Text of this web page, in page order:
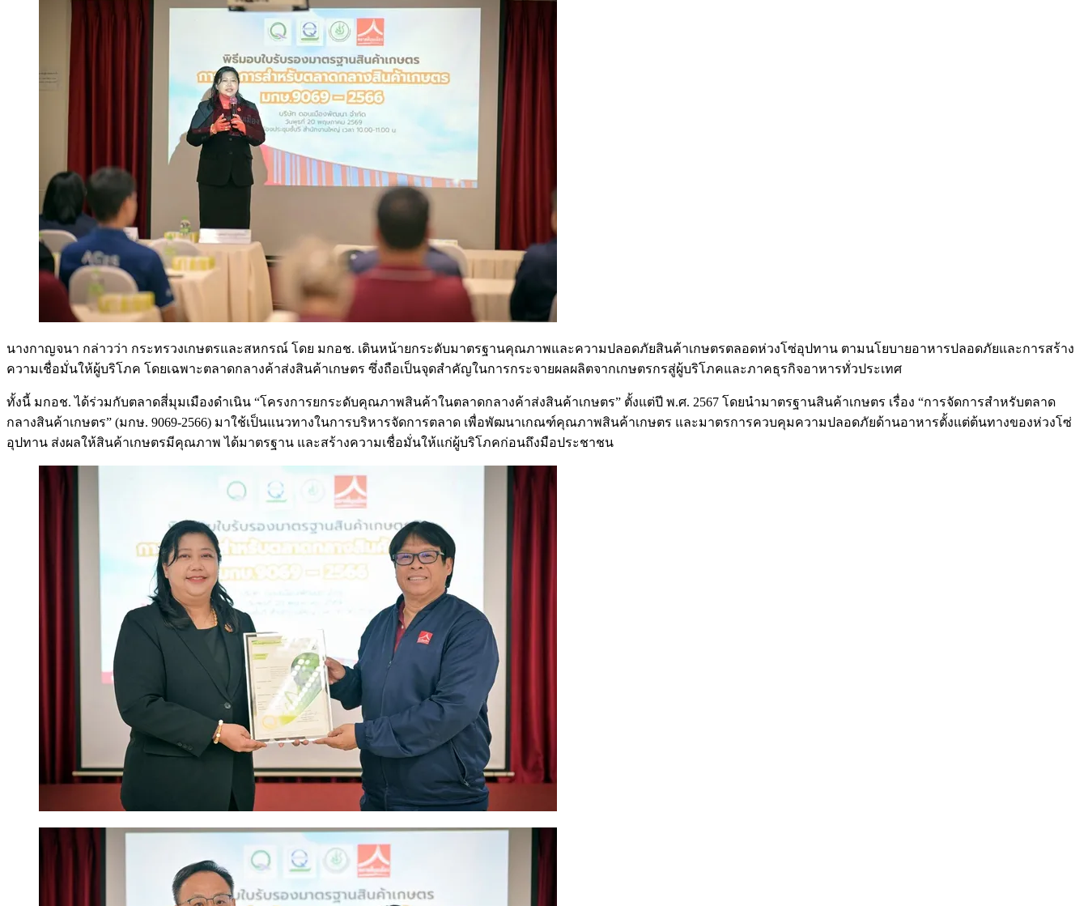
นางกาญจนา กล่าวว่า กระทรวงเกษตรและสหกรณ์ โดย มกอช. เดินหน้ายกระดับมาตรฐานคุณภาพและความปลอดภัยสินค้าเกษตรตลอดห่วงโซ่อุปทาน ตามนโยบายอาหารปลอดภัยและการสร้าง
ความเชื่อมั่นให้ผู้บริโภค โดยเฉพาะตลาดกลางค้าส่งสินค้าเกษตร ซึ่งถือเป็นจุดสำคัญในการกระจายผลผลิตจากเกษตรกรสู่ผู้บริโภคและภาคธุรกิจอาหารทั่วประเทศ
ทั้งนี้ มกอช. ได้ร่วมกับตลาดสี่มุมเมืองดำเนิน “โครงการยกระดับคุณภาพสินค้าในตลาดกลางค้าส่งสินค้าเกษตร” ตั้งแต่ปี พ.ศ. 2567 โดยนำมาตรฐานสินค้าเกษตร เรื่อง “การจัดการสำหรับตลาด
กลางสินค้าเกษตร” (มกษ. 9069-2566) มาใช้เป็นแนวทางในการบริหารจัดการตลาด เพื่อพัฒนาเกณฑ์คุณภาพสินค้าเกษตร และมาตรการควบคุมความปลอดภัยด้านอาหารตั้งแต่ต้นทางของห่วงโซ่
อุปทาน ส่งผลให้สินค้าเกษตรมีคุณภาพ ได้มาตรฐาน และสร้างความเชื่อมั่นให้แก่ผู้บริโภคก่อนถึงมือประชาชน